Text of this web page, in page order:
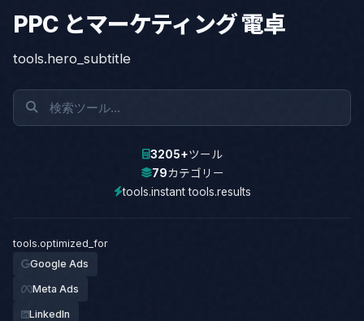
PPC とマーケティング 電卓
tools.hero_subtitle
3205+ツール
79カテゴリー
tools.instant tools.results
tools.optimized_for
Google Ads
Meta Ads
LinkedIn